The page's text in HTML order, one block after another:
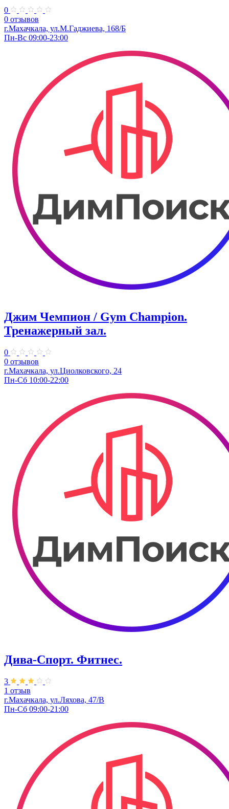
0
0 отзывов
г.Махачкала, ул.​М.Гаджиева, 168/Б
Пн-Вс 09:00-23:00
Джим Чемпион / Gym Champion.
Тренажерный зал.
0
0 отзывов
г.Махачкала​, ул.Циолковского, 24
Пн-Сб 10:00-22:00
Дива-Спорт. Фитнес.
3
1 отзыв
г.Махачкала, ул.Ляхова, 47/В
Пн-Сб 09:00-21:00